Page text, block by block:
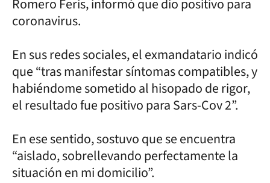
Romero Feris, informó que dio positivo para
coronavirus.
En sus redes sociales, el exmandatario indicó
que “tras manifestar síntomas compatibles, y
habiéndome sometido al hisopado de rigor,
el resultado fue positivo para Sars-Cov 2”.
En ese sentido, sostuvo que se encuentra
“aislado, sobrellevando perfectamente la
situación en mi domicilio”.